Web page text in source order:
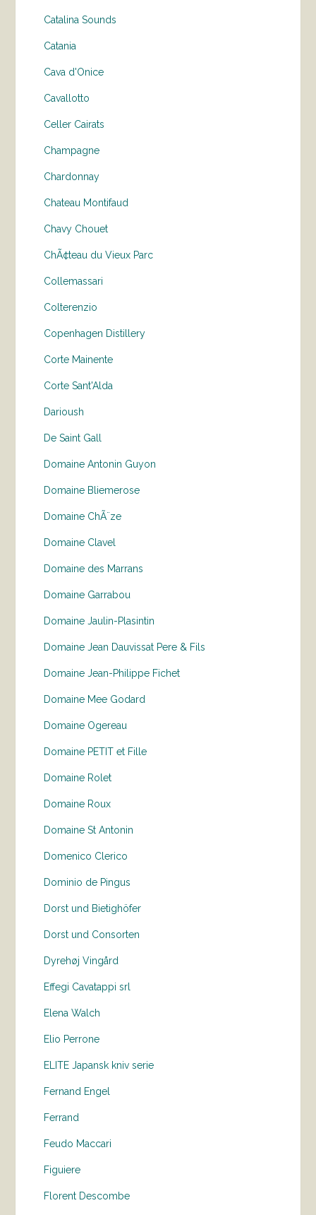
Catalina Sounds
Catania
Cava d'Onice
Cavallotto
Celler Cairats
Champagne
Chardonnay
Chateau Montifaud
Chavy Chouet
ChÃ¢teau du Vieux Parc
Collemassari
Colterenzio
Copenhagen Distillery
Corte Mainente
Corte Sant'Alda
Darioush
De Saint Gall
Domaine Antonin Guyon
Domaine Bliemerose
Domaine ChÃ¨ze
Domaine Clavel
Domaine des Marrans
Domaine Garrabou
Domaine Jaulin-Plasintin
Domaine Jean Dauvissat Pere & Fils
Domaine Jean-Philippe Fichet
Domaine Mee Godard
Domaine Ogereau
Domaine PETIT et Fille
Domaine Rolet
Domaine Roux
Domaine St Antonin
Domenico Clerico
Dominio de Pingus
Dorst und Bietighöfer
Dorst und Consorten
Dyrehøj Vingård
Effegi Cavatappi srl
Elena Walch
Elio Perrone
ELITE Japansk kniv serie
Fernand Engel
Ferrand
Feudo Maccari
Figuiere
Florent Descombe